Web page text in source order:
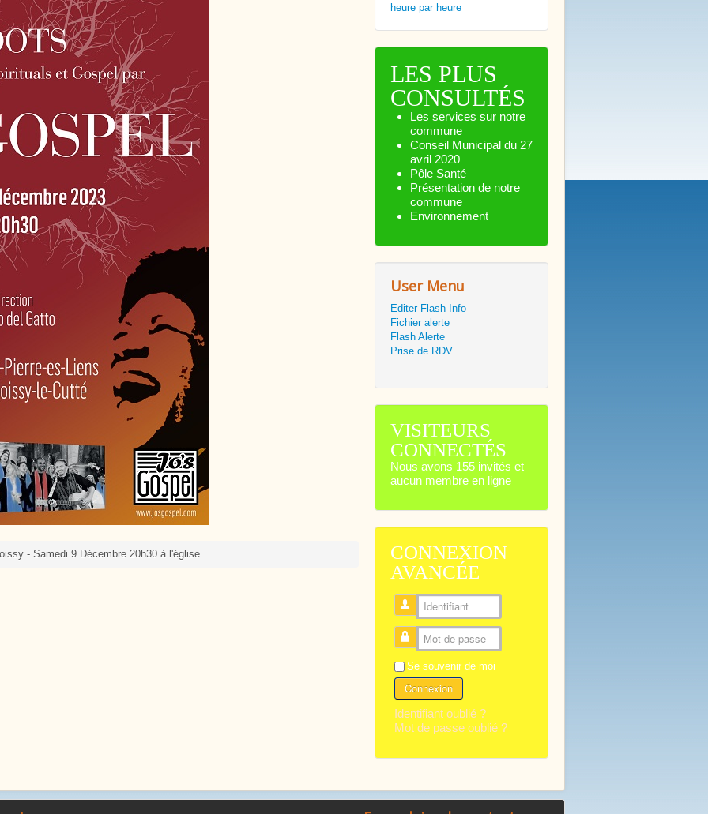
- Samedi 9 Décembre 20h30 à l'église
heure par heure
LES PLUS
CONSULTÉS
Les services sur notre
commune
Conseil Municipal du 27
avril 2020
Pôle Santé
Présentation de notre
commune
Environnement
User Menu
Editer Flash Info
Fichier alerte
Flash Alerte
Prise de RDV
VISITEURS
CONNECTÉS
Nous avons 155 invités et
aucun membre en ligne
CONNEXION
AVANCÉE
Identifiant
Mot de passe
Se souvenir de moi
Connexion
Identifiant oublié ?
Mot de passe oublié ?